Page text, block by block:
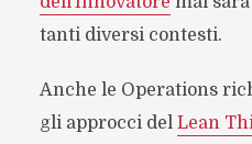
tanti diversi contesti.
Anche le Operations
gli approcci del Lean